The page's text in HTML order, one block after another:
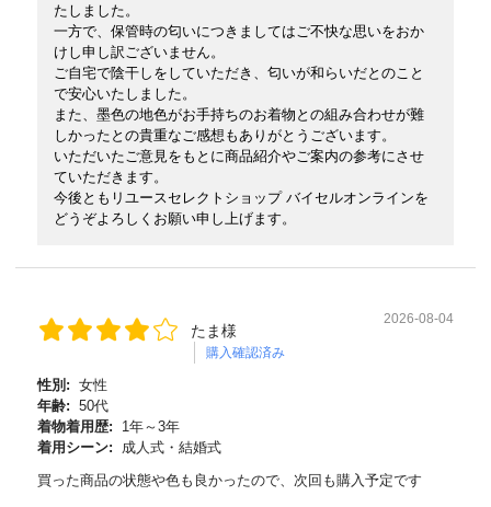
たしました。
一方で、保管時の匂いにつきましてはご不快な思いをおか
けし申し訳ございません。
ご自宅で陰干しをしていただき、匂いが和らいだとのこと
で安心いたしました。
また、墨色の地色がお手持ちのお着物との組み合わせが難
しかったとの貴重なご感想もありがとうございます。
いただいたご意見をもとに商品紹介やご案内の参考にさせ
ていただきます。
今後ともリユースセレクトショップ バイセルオンラインを
どうぞよろしくお願い申し上げます。
たま様
購入確認済み
2026-08-04
性別: 女性
年齢: 50代
着物着用歴:
1年～3年
着用シーン:
成人式・結婚式
買った商品の状態や色も良かったので、次回も購入予定です